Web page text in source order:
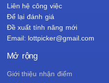
Liên hệ công việc
Để lại đánh giá
Đề xuất tính năng mới
Email: lottpicker@gmail.com
Mở rộng
Giới thiệu nhận điểm